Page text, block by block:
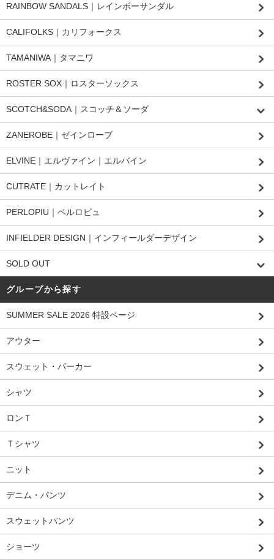
RAINBOW SANDALS｜レインボーサンダル
CALIFOLKS｜カリフォークス
TAMANIWA｜タマニワ
ROSTER SOX｜ロスターソックス
SCOTCH&SODA｜スコッチ＆ソーダ
ZANEROBE｜ゼインローブ
ELVINE｜エルヴァイン｜エルバイン
CUTRATE｜カットレイト
PERLOPIU｜ペルロピュ
INFIELDER DESIGN｜インフィールダーデザイン
SOLD OUT
グループから探す
SUMMER SALE 2026 特設ページ
アウター
スウェット・パーカー
シャツ
ロンＴ
Ｔシャツ
ニット
デニム・パンツ
スウェットパンツ
ショーツ